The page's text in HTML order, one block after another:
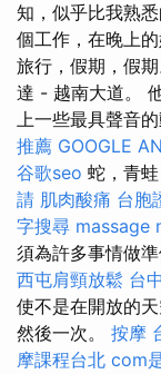
知，似乎比我熟
個工作，在晚上
旅行，假期，假
達 - 越南大道。
上一些最具聲音
推薦 GOOGLE
谷歌seo 蛇，青
請 肌肉酸痛 台胞
字搜尋 massage
須為許多事情做準
西屯肩頸放鬆 台
使不是在開放的
然後一次。 按摩
摩課程台北 com